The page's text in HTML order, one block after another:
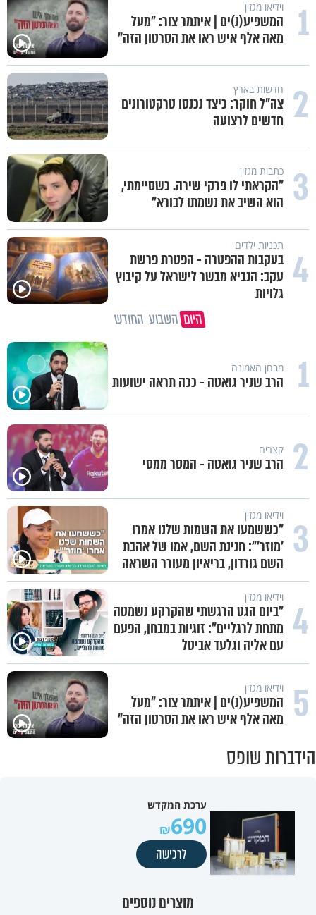
תכני הידברות
מזוזות, ציציות וספרים מחזקים:
המיזם שיביא שמירה רוחנית לאלפי
חיילי צה"ל
תכני הידברות
לזיווגים, שלום בית וישועות: המשדר
תכני הידברות
אחי, מחכים רק לך: יום התפילין
תכני הידברות
מה הסיכוי להתחתן בגיל 37? הפעולה
שסיימה עשור של אכזבות והובילה
היום השבוע החודש
וידיאו מגזין
"שאלתי את אמא שלי 'אני יהודייה?'":
המרגש
וידיאו מגזין
פגיעה עצמית וחרדות – איך מכילים
יהודית ואלתר כהן
זוגיות ונישואין
ערוץ הידברות לצפייה ישירה - שידור
חי
וידיאו מגזין
"ניסו לחטוף אותי פעמיים": מוטי
כהנא בריאיון נוקב
וידיאו מגזין
קוד פתוח | דניאל ברגר: "ה-7
הידברות שופס
ערכת המקדש
690
לרכישה
מוצרים נוספים